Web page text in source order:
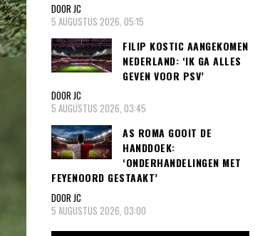
DOOR JC
5 AUGUSTUS 2026, 05:15
FILIP KOSTIC AANGEKOMEN
NEDERLAND: ‘IK GA ALLES
GEVEN VOOR PSV’
DOOR JC
5 AUGUSTUS 2026, 03:45
AS ROMA GOOIT DE
HANDDOEK:
‘ONDERHANDELINGEN MET
FEYENOORD GESTAAKT’
DOOR JC
5 AUGUSTUS 2026, 03:00